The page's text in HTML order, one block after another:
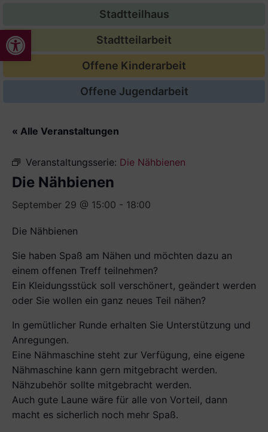
Werkzeugleiste öffnen
Stadtteilhaus
Stadtteilarbeit
Offene Kinderarbeit
Offene Jugendarbeit
« Alle Veranstaltungen
Veranstaltungsserie: Die Nähbienen
Die Nähbienen
September 29 @ 15:00 - 18:00
Die Nähbienen
Sie haben Spaß am Nähen und möchten dazu an
einem offenen Treff teilnehmen?
Ein Kleidungsstück soll verschönert, geändert werden
oder Sie wollen ein ganz neues Teil nähen?
In gemütlicher Runde erhalten Sie Unterstützung und
Anregungen.
Eine Nähmaschine steht zur Verfügung, eine eigene
Nähmaschine kann gern mitgebracht werden.
Nähzubehör sollte mitgebracht werden.
Auch gute Laune wäre für alle von Vorteil, dann
macht es sicherlich noch mehr Spaß.